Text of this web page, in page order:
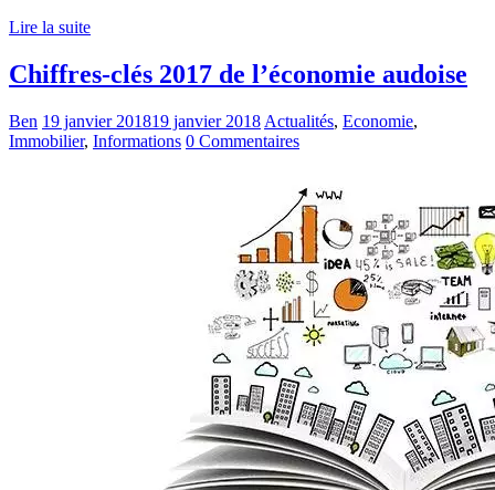
Lire la suite
Chiffres-clés 2017 de l’économie audoise
Ben 19 janvier 201819 janvier 2018 Actualités, Economie,
Immobilier, Informations 0 Commentaires